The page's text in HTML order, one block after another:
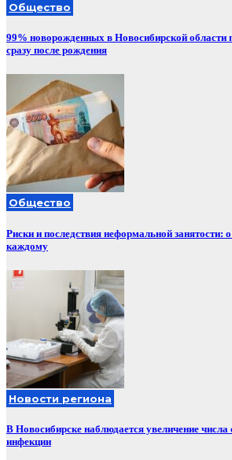
Общество
99% новорожденных в Новосибирской области
сразу после рождения
Общество
Риски и последствия неформальной занятости:
каждому
Новости региона
В Новосибирске наблюдается увеличение числа
инфекции